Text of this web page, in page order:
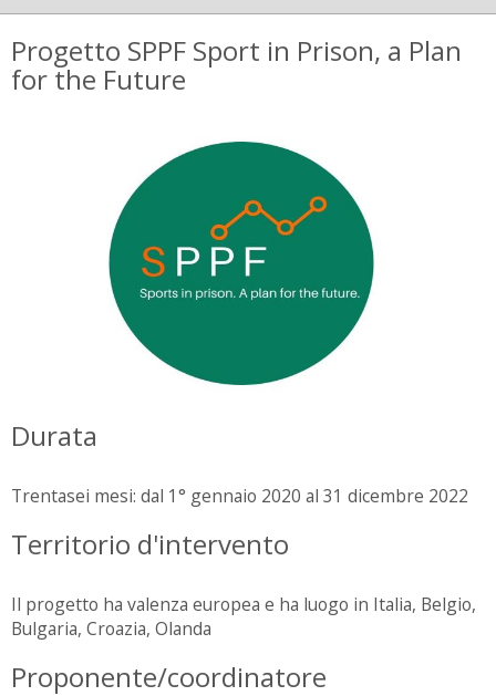
Progetto SPPF Sport in Prison, a Plan
for the Future
Durata
Trentasei mesi: dal 1° gennaio 2020 al 31 dicembre 2022
Territorio d'intervento
Il progetto ha valenza europea e ha luogo in Italia, Belgio,
Bulgaria, Croazia, Olanda
Proponente/coordinatore